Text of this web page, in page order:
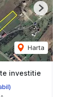
Harta
Next
investitie